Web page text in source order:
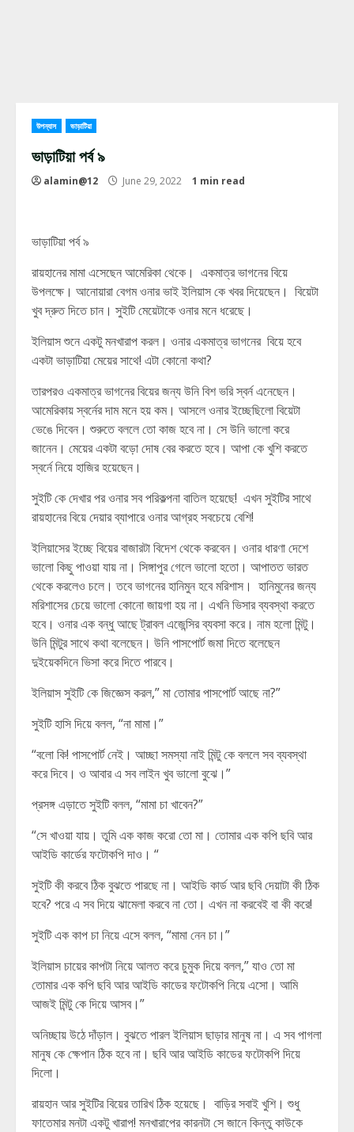
উপন্যাস ভাড়াটিয়া
ভাড়াটিয়া পর্ব ৯
alamin@12 June 29, 2022 1 min read
ভাড়াটিয়া পর্ব ৯
রায়হানের মামা এসেছেন আমেরিকা থেকে। একমাত্র ভাগনের বিয়ে
উপলক্ষে। আনোয়ারা বেগম ওনার ভাই ইলিয়াস কে খবর দিয়েছেন। বিয়েটা
খুব দ্রুত দিতে চান। সুইটি মেয়েটাকে ওনার মনে ধরেছে।
ইলিয়াস শুনে একটু মনখারাপ করল। ওনার একমাত্র ভাগনের বিয়ে হবে
একটা ভাড়াটিয়া মেয়ের সাথে! এটা কোনো কথা?
তারপরও একমাত্র ভাগনের বিয়ের জন্য উনি বিশ ভরি স্বর্ন এনেছেন।
আমেরিকায় স্বর্নের দাম মনে হয় কম। আসলে ওনার ইচ্ছেছিলো বিয়েটা
ভেঙে দিবেন। শুরুতে বললে তো কাজ হবে না। সে উনি ভালো করে
জানেন। মেয়ের একটা বড়ো দোষ বের করতে হবে। আপা কে খুশি করতে
স্বর্নে নিয়ে হাজির হয়েছেন।
সুইটি কে দেখার পর ওনার সব পরিকল্পনা বাতিল হয়েছে! এখন সুইটির সাথে
রায়হানের বিয়ে দেয়ার ব্যাপারে ওনার আগ্রহ সবচেয়ে বেশি!
ইলিয়াসের ইচ্ছে বিয়ের বাজারটা বিদেশ থেকে করবেন। ওনার ধারণা দেশে
ভালো কিছু পাওয়া যায় না। সিঙ্গাপুর গেলে ভালো হতো। আপাতত ভারত
থেকে করলেও চলে। তবে ভাগনের হানিমুন হবে মরিশাস। হানিমুনের জন্য
মরিশাসের চেয়ে ভালো কোনো জায়গা হয় না। এখনি ভিসার ব্যবস্থা করতে
হবে। ওনার এক বন্ধু আছে ট্রাবল এজেন্সির ব্যবসা করে। নাম হলো মিন্টু।
উনি মিন্টুর সাথে কথা বলেছেন। উনি পাসপোর্ট জমা দিতে বলেছেন
দুইয়েকদিনে ভিসা করে দিতে পারবে।
ইলিয়াস সুইটি কে জিজ্ঞেস করল,” মা তোমার পাসপোর্ট আছে না?”
সুইটি হাসি দিয়ে বলল, “না মামা।”
“বলো কি! পাসপোর্ট নেই। আচ্ছা সমস্যা নাই মিন্টু কে বললে সব ব্যবস্থা
করে দিবে। ও আবার এ সব লাইন খুব ভালো বুঝে।”
প্রসঙ্গ এড়াতে সুইটি বলল, “মামা চা খাবেন?”
“সে খাওয়া যায়। তুমি এক কাজ করো তো মা। তোমার এক কপি ছবি আর
আইডি কার্ডের ফটোকপি দাও। “
সুইটি কী করবে ঠিক বুঝতে পারছে না। আইডি কার্ড আর ছবি দেয়াটা কী ঠিক
হবে? পরে এ সব দিয়ে ঝামেলা করবে না তো। এখন না করবেই বা কী করে!
সুইটি এক কাপ চা নিয়ে এসে বলল, “মামা নেন চা।”
ইলিয়াস চায়ের কাপটা নিয়ে আলত করে চুমুক দিয়ে বলল,” যাও তো মা
তোমার এক কপি ছবি আর আইডি কাডের ফটোকপি নিয়ে এসো। আমি
আজই মিন্টু কে দিয়ে আসব।”
অনিচ্ছায় উঠে দাঁড়াল। বুঝতে পারল ইলিয়াস ছাড়ার মানুষ না। এ সব পাগলা
মানুষ কে ক্ষেপান ঠিক হবে না। ছবি আর আইডি কাডের ফটোকপি দিয়ে
দিলো।
রায়হান আর সুইটির বিয়ের তারিখ ঠিক হয়েছে। বাড়ির সবাই খুশি। শুধু
ফাতেমার মনটা একটু খারাপ! মনখারাপের কারনটা সে জানে কিন্তু কাউকে